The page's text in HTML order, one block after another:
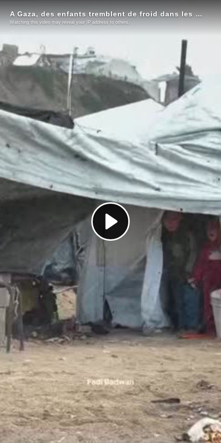
Play
Video
A Gaza, des enfants tremblent de froid dans les tentes
Watching this video may reveal your IP address to others.